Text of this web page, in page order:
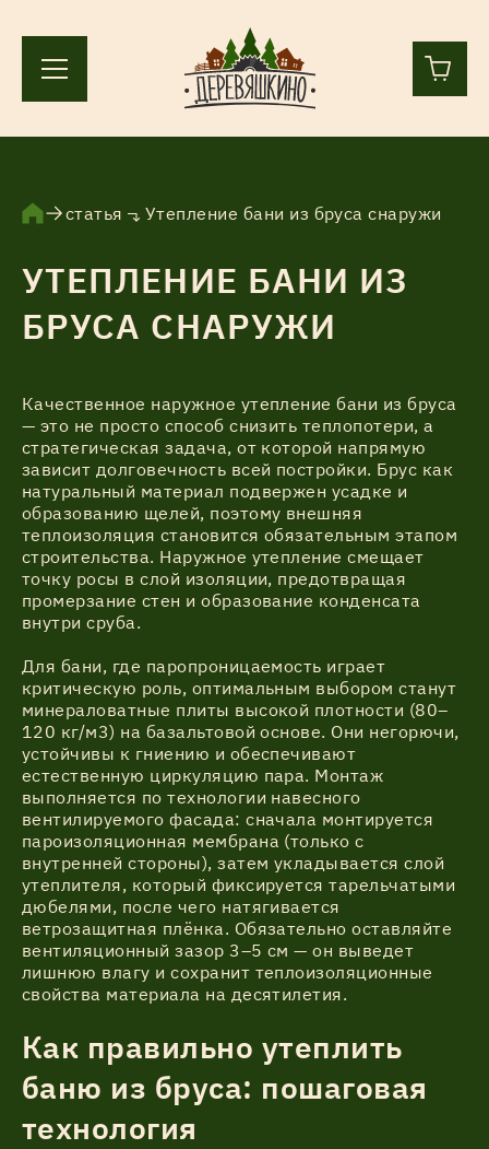
Ленинградская область, Всеволожский р-н, пос.
Лесколово, земля Аньялово.
ПН-ПТ 9:00 – 17:00
Каталог
Услуги
Акции
Статьи
О компании
Контакты
статья Утепление бани из бруса снаружи
УТЕПЛЕНИЕ БАНИ ИЗ
БРУСА СНАРУЖИ
Качественное наружное утепление бани из бруса
— это не просто способ снизить теплопотери, а
стратегическая задача, от которой напрямую
зависит долговечность всей постройки. Брус как
натуральный материал подвержен усадке и
образованию щелей, поэтому внешняя
теплоизоляция становится обязательным этапом
строительства. Наружное утепление смещает
точку росы в слой изоляции, предотвращая
промерзание стен и образование конденсата
внутри сруба.
Для бани, где паропроницаемость играет
критическую роль, оптимальным выбором станут
минераловатные плиты высокой плотности (80–
120 кг/м3) на базальтовой основе. Они негорючи,
устойчивы к гниению и обеспечивают
естественную циркуляцию пара. Монтаж
выполняется по технологии навесного
вентилируемого фасада: сначала монтируется
пароизоляционная мембрана (только с
внутренней стороны), затем укладывается слой
утеплителя, который фиксируется тарельчатыми
дюбелями, после чего натягивается
ветрозащитная плёнка. Обязательно оставляйте
вентиляционный зазор 3–5 см — он выведет
лишнюю влагу и сохранит теплоизоляционные
свойства материала на десятилетия.
Как правильно утеплить
баню из бруса: пошаговая
технология
Соглашение об обработке
персональных данных
Соглашение об обработке
персональных данных